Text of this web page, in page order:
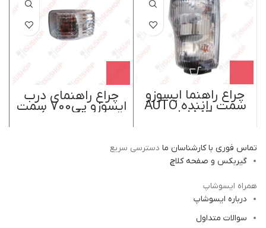
چراغ راهنما ایسوزو
سمت راننده AUTO
LAMP
چراغ راهنمای درب
ایسوزو پی700 سمت
چپ(راننده)
تماس فوری با کارشناسان ما دسترسی سریع
گیربکس و صفحه کلاچ
همراه ایسوشاپ
درباره ایسوشاپ
سوالات متداول